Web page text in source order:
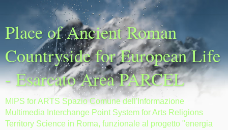
Place of Ancient Roman
Countryside for European Life
- Esarcato Area PARCEL
MIPS for ARTS Spazio Comune dell'Informazione
Multimedia Interchange Point System for Arts Religions
Territory Science in Roma, funzionale al progetto "energia